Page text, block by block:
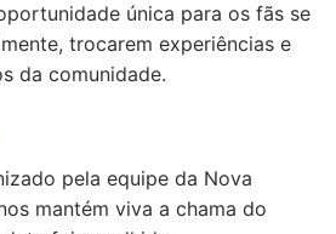
única para os fãs se
trocarem experiências e
da comunidade.
pela equipe da Nova
mantém viva a chama do